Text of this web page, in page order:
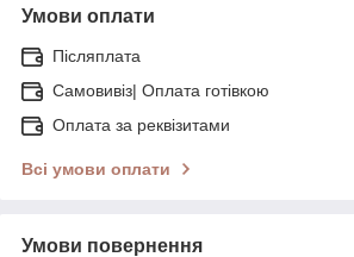
Умови оплати
Післяплата
Самовивіз| Оплата готівкою
Оплата за реквізитами
Всі умови оплати
Умови повернення